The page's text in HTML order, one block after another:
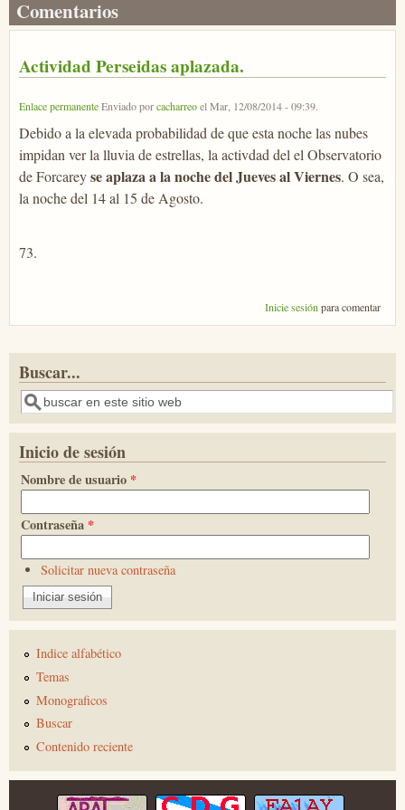
Comentarios
Actividad Perseidas aplazada.
Enlace permanenteEnviado porcacharreoelMar, 12/08/2014 - 09:39.
Debido a la elevada probabilidad de que esta noche las nubes
impidan ver la lluvia de estrellas, la activdad del el Observatorio
de Forcareyse aplaza a la noche del Jueves al Viernes. O sea,
la noche del 14 al 15 de Agosto.
73.
Inicie sesiónpara comentar
Buscar...
Buscar
Inicio de sesión
Nombre de usuario *
Contraseña *
Solicitar nueva contraseña
Indice alfabético
Temas
Monograficos
Buscar
Contenido reciente